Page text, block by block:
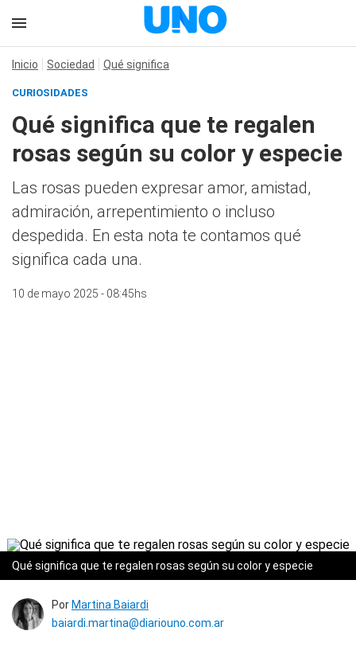
Inicio Sociedad Qué significa
CURIOSIDADES
Qué significa que te regalen
rosas según su color y especie
Las rosas pueden expresar amor, amistad,
admiración, arrepentimiento o incluso
despedida. En esta nota te contamos qué
significa cada una.
10 de mayo 2025 - 08:45hs
Qué significa que te regalen rosas según su color y especie
Por Martina Baiardi
baiardi.martina@diariouno.com.ar